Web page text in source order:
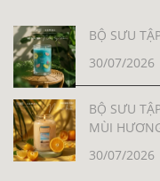
BỘ SƯU
30/07/2026
BỘ SƯU
MÙI
30/07/2026